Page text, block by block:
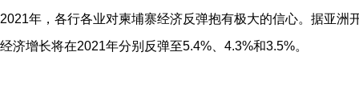
2021年，各行各业对柬埔寨经济反弹抱有极大的信心。据亚
经济增长将在2021年分别反弹至5.4%、4.3%和3.5%。